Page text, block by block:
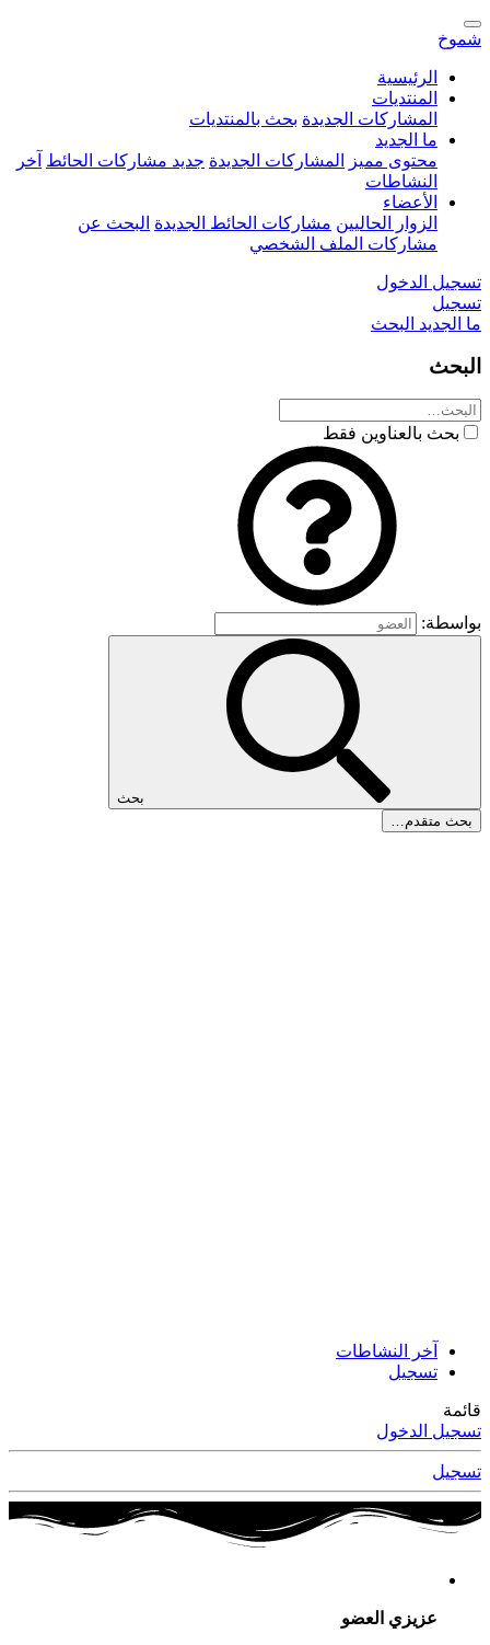
شموخ
الرئيسية
المنتديات
المشاركات الجديدة بحث بالمنتديات
ما الجديد
محتوى مميز
المشاركات الجديدة جديد مشاركات الحائط آخر
النشاطات
الأعضاء
الزوار الحاليين مشاركات الحائط الجديدة البحث عن
مشاركات الملف الشخصي
تسجيل الدخول
تسجيل
ما الجديد البحث
البحث
بحث بالعناوين فقط
بواسطة:
بحث
بحث متقدم…
آخر النشاطات
تسجيل
قائمة
تسجيل الدخول
تسجيل
عزيزي العضو